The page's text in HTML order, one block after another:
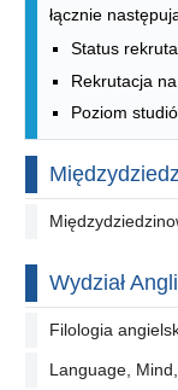
łącznie
Status
Rekrutacja
Poziom
Wydział
Filologia
Language,